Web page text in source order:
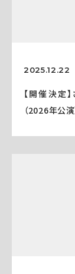
2025.12.22
【開催決定
（2026年公演